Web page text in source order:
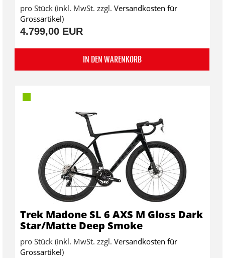
pro Stück (inkl. MwSt. zzgl. Versandkosten für
Grossartikel)
4.799,00 EUR
IN DEN WARENKORB
Trek Madone SL 6 AXS M Gloss Dark
Star/Matte Deep Smoke
pro Stück (inkl. MwSt. zzgl. Versandkosten für
Grossartikel)